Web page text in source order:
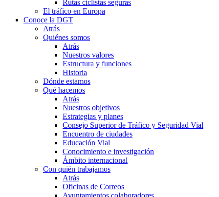
Rutas ciclistas seguras
El tráfico en Europa
Conoce la DGT
Atrás
Quiénes somos
Atrás
Nuestros valores
Estructura y funciones
Historia
Dónde estamos
Qué hacemos
Atrás
Nuestros objetivos
Estrategias y planes
Consejo Superior de Tráfico y Seguridad Vial
Encuentro de ciudades
Educación Vial
Conocimiento e investigación
Ámbito internacional
Con quién trabajamos
Atrás
Oficinas de Correos